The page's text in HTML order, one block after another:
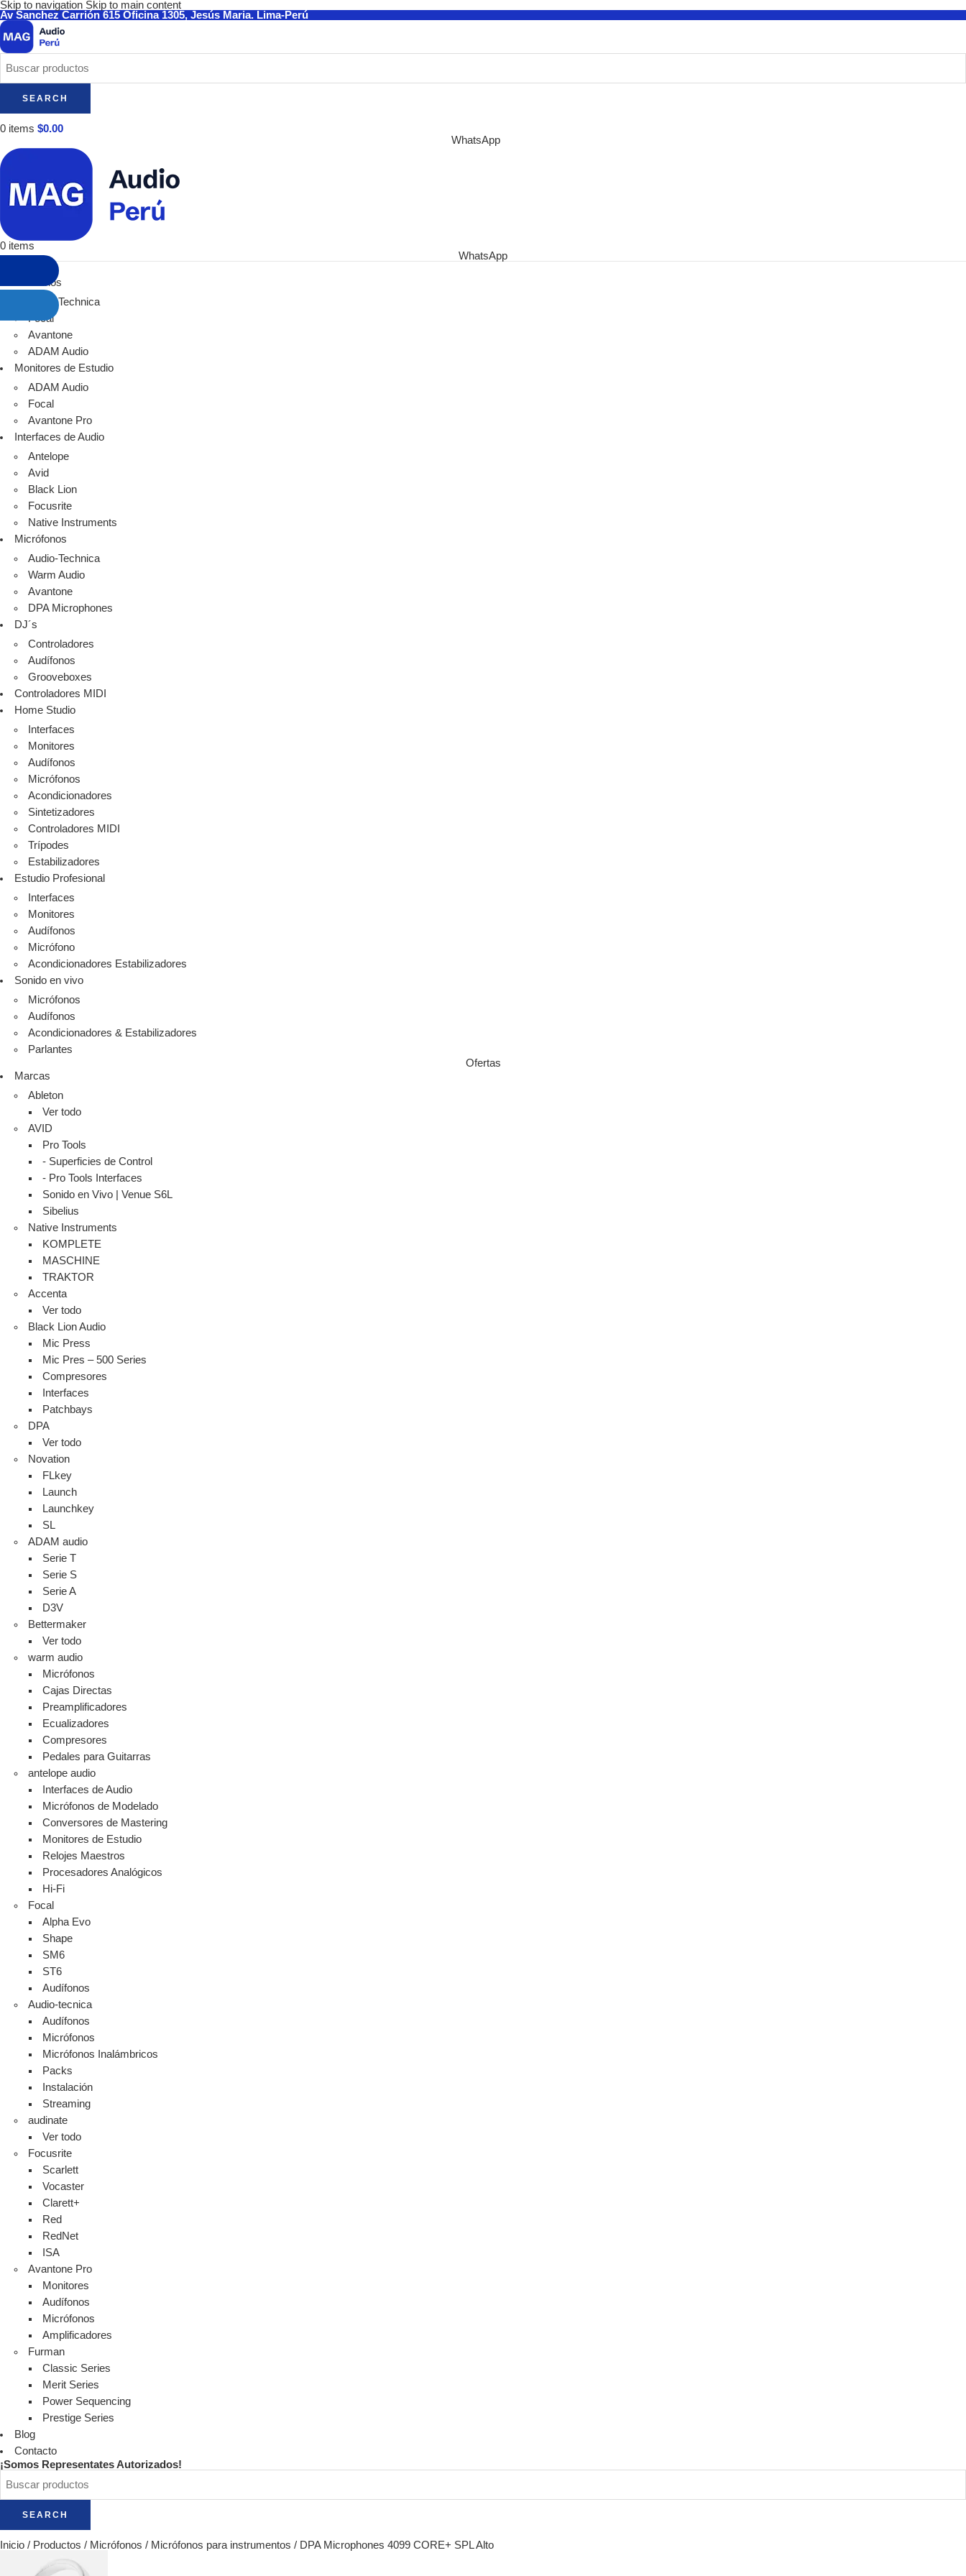
Skip to navigation Skip to main content
Av Sanchez Carrión 615 Oficina 1305, Jesús Maria. Lima-Perú
SEARCH
0 items $0.00
WhatsApp
0 items
WhatsApp
Audífonos
Audio-Technica
Focal
Avantone
ADAM Audio
Monitores de Estudio
ADAM Audio
Focal
Avantone Pro
Interfaces de Audio
Antelope
Avid
Black Lion
Focusrite
Native Instruments
Micrófonos
Audio-Technica
Warm Audio
Avantone
DPA Microphones
DJ´s
Controladores
Audífonos
Grooveboxes
Controladores MIDI
Home Studio
Interfaces
Monitores
Audífonos
Micrófonos
Acondicionadores
Sintetizadores
Controladores MIDI
Trípodes
Estabilizadores
Estudio Profesional
Interfaces
Monitores
Audífonos
Micrófono
Acondicionadores Estabilizadores
Sonido en vivo
Micrófonos
Audífonos
Acondicionadores & Estabilizadores
Parlantes
Ofertas
Marcas
Ableton
Ver todo
AVID
Pro Tools
- Superficies de Control
- Pro Tools Interfaces
Sonido en Vivo | Venue S6L
Sibelius
Native Instruments
KOMPLETE
MASCHINE
TRAKTOR
Accenta
Ver todo
Black Lion Audio
Mic Press
Mic Pres – 500 Series
Compresores
Interfaces
Patchbays
DPA
Ver todo
Novation
FLkey
Launch
Launchkey
SL
ADAM audio
Serie T
Serie S
Serie A
D3V
Bettermaker
Ver todo
warm audio
Micrófonos
Cajas Directas
Preamplificadores
Ecualizadores
Compresores
Pedales para Guitarras
antelope audio
Interfaces de Audio
Micrófonos de Modelado
Conversores de Mastering
Monitores de Estudio
Relojes Maestros
Procesadores Analógicos
Hi-Fi
Focal
Alpha Evo
Shape
SM6
ST6
Audífonos
Audio-tecnica
Audífonos
Micrófonos
Micrófonos Inalámbricos
Packs
Instalación
Streaming
audinate
Ver todo
Focusrite
Scarlett
Vocaster
Clarett+
Red
RedNet
ISA
Avantone Pro
Monitores
Audífonos
Micrófonos
Amplificadores
Furman
Classic Series
Merit Series
Power Sequencing
Prestige Series
Blog
Contacto
¡Somos Representates Autorizados!
SEARCH
Inicio / Productos / Micrófonos / Micrófonos para instrumentos / DPA Microphones 4099 CORE+ SPL Alto